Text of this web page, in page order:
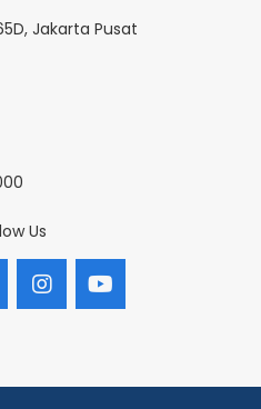
Jakarta Pusat
Us